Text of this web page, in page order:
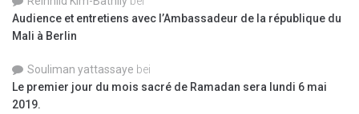
Audience et entretiens avec l’Ambassadeur de la république du
Mali à Berlin
Souliman yattassaye bei
Le premier jour du mois sacré de Ramadan sera lundi 6 mai
2019.